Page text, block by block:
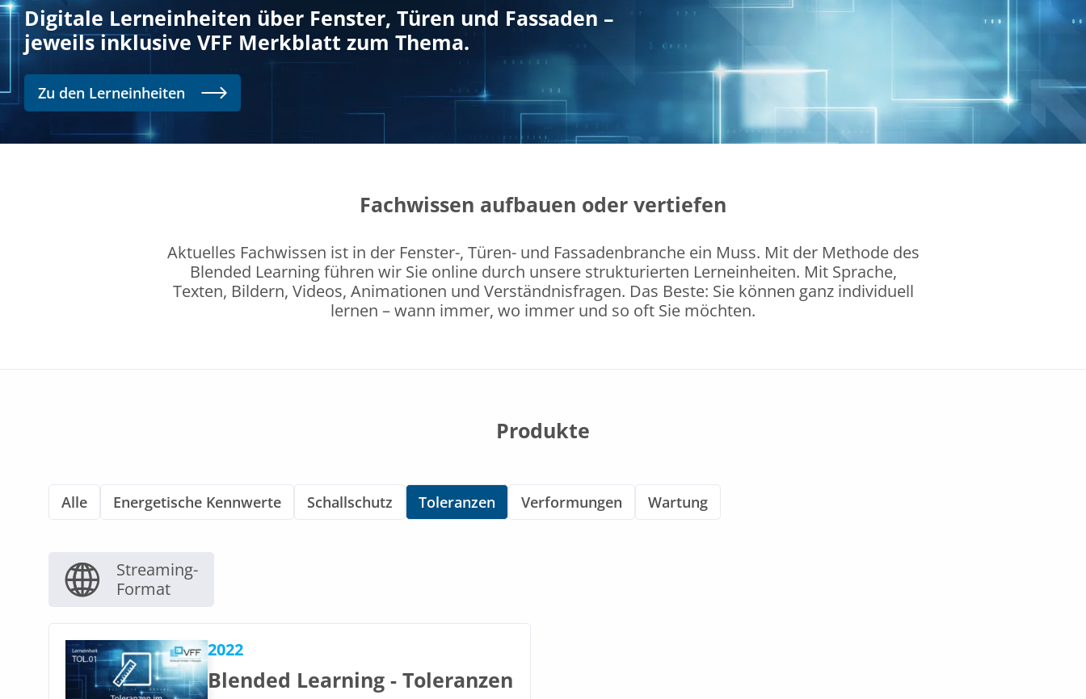
Digitale Lerneinheiten über Fenster, Türen und Fassaden –
jeweils inklusive VFF Merkblatt zum Thema.
Zu den Lerneinheiten
Fachwissen aufbauen oder vertiefen
Aktuelles Fachwissen ist in der Fenster-, Türen- und Fassadenbranche ein Muss. Mit der Methode des
Blended Learning führen wir Sie online durch unsere strukturierten Lerneinheiten. Mit Sprache,
Texten, Bildern, Videos, Animationen und Verständnisfragen. Das Beste: Sie können ganz individuell
lernen – wann immer, wo immer und so oft Sie möchten.
Produkte
Alle Energetische Kennwerte Schallschutz Toleranzen Verformungen Wartung
Streaming-
Format
2022
Blended Learning - Toleranzen